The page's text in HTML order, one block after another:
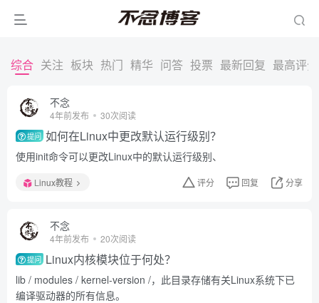
综合 关注 板块 热门 精华 问答 投票 最新回复 最高评分
不念
4年前发布 30次阅读
提问 如何在Linux中更改默认运行级别？
使用init命令可以更改Linux中的默认运行级别、
Linux教程 评分 回复 分享
不念
4年前发布 20次阅读
提问 Linux内核模块位于何处？
lib / modules / kernel-version /，此目录存储有关Linux系统下已
编译驱动器的所有信息。